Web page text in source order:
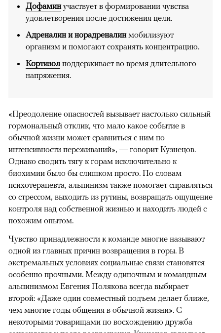
Дофаминучаствует в формировании чувства
удовлетворения после достижения цели.
Адреналин и норадреналинмобилизуют
организм и помогают сохранять концентрацию.
Кортизол поддерживает во время длительного
напряжения.
«Преодоление опасностей вызывает настолько сильный
гормональный отклик, что мало какое событие в
обычной жизни может сравниться с ним по
интенсивности переживаний», — говорит Кузнецов.
Однако сводить тягу к горам исключительно к
биохимии было бы слишком просто. По словам
психотерапевта, альпинизм также помогает справляться
со стрессом, выходить из рутины, возвращать ощущение
контроля над собственной жизнью и находить людей с
похожим опытом.
Чувство принадлежности к команде многие называют
одной из главных причин возвращения в горы. В
экстремальных условиях социальные связи становятся
особенно прочными. Между одиночным и командным
альпинизмом Евгения Полякова всегда выбирает
второй: «Даже один совместный подъем делает ближе,
чем многие годы общения в обычной жизни». С
некоторыми товарищами по восхождению дружба